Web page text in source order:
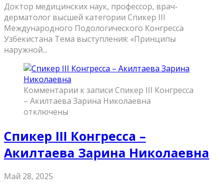
Доктор медицинских наук, профессор, врач-
дерматолог высшей категории Спикер III
Международного Подологического Конгресса
Узбекистана Тема выступления: «Принципы
наружной...
Комментарии к записи Спикер III Конгресса
– Акилтаева Зарина Николаевна
отключены
Спикер III Конгресса –
Акилтаева Зарина Николаевна
Май 28, 2025